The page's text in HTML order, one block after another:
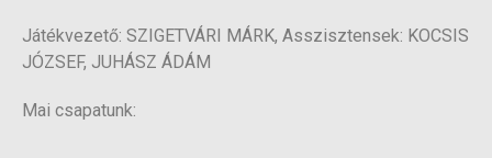
Játékvezető: SZIGETVÁRI MÁRK, Asszisztensek: KOCSIS
JÓZSEF, JUHÁSZ ÁDÁM
Mai csapatunk: